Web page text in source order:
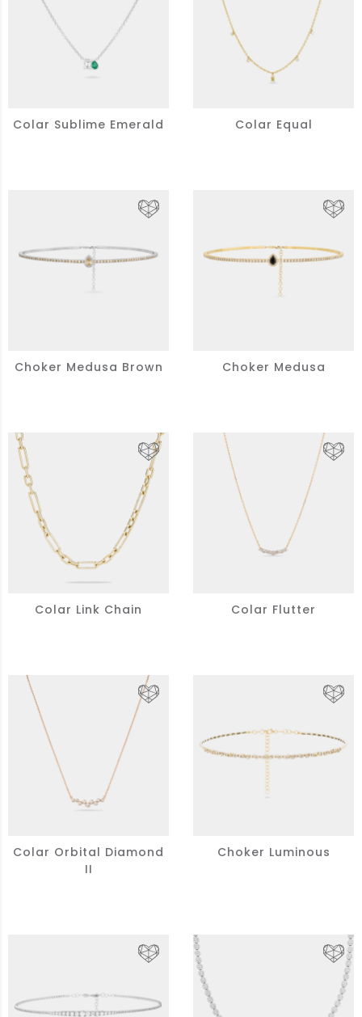
Colar Sublime Emerald Colar Equal
Choker Medusa Brown Choker Medusa
Colar Link Chain Colar Flutter
Colar Orbital Diamond
II
Choker Luminous